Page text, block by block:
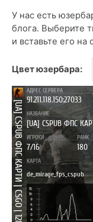
У нас есть
блога. Выберите
и вставьте его на
Цвет юзербара: